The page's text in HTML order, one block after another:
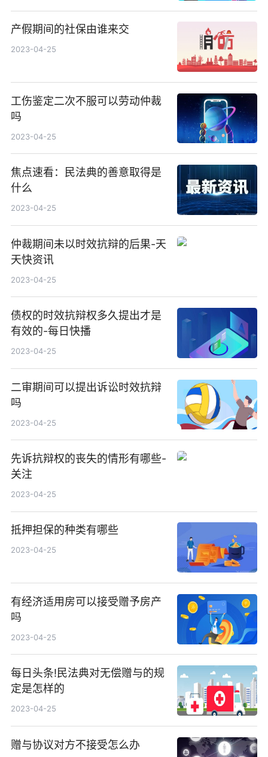
产假期间的社保由谁来交
2023-04-25
工伤鉴定二次不服可以劳动仲裁
吗
2023-04-25
焦点速看：民法典的善意取得是
什么
2023-04-25
仲裁期间未以时效抗辩的后果-天
天快资讯
2023-04-25
债权的时效抗辩权多久提出才是
有效的-每日快播
2023-04-25
二审期间可以提出诉讼时效抗辩
吗
2023-04-25
先诉抗辩权的丧失的情形有哪些-
关注
2023-04-25
抵押担保的种类有哪些
2023-04-25
有经济适用房可以接受赠予房产
吗
2023-04-25
每日头条!民法典对无偿赠与的规
定是怎样的
2023-04-25
赠与协议对方不接受怎么办